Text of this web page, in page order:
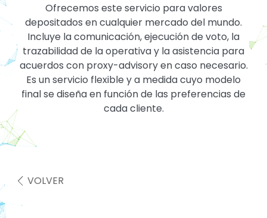
Ofrecemos este servicio para valores
depositados en cualquier mercado del mundo.
Incluye la comunicación, ejecución de voto, la
trazabilidad de la operativa y la asistencia para
acuerdos con proxy-advisory en caso necesario.
Es un servicio flexible y a medida cuyo modelo
final se diseña en función de las preferencias de
cada cliente.
VOLVER